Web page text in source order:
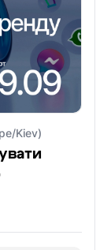
Kiev)